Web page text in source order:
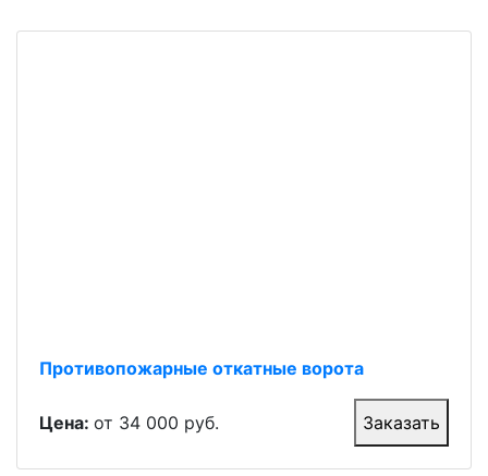
Противопожарные откатные ворота
Цена: от 34 000 руб. Заказать